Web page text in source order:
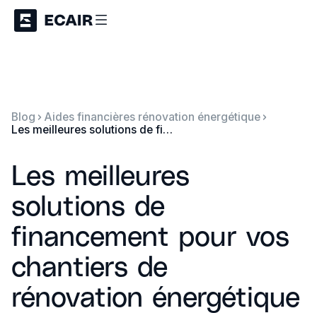
Blog
Aides financières rénovation énergétique
Les meilleures solutions de financement pour vos chantiers de rénovation énergétique
Les meilleures
solutions de
financement pour vos
chantiers de
rénovation énergétique